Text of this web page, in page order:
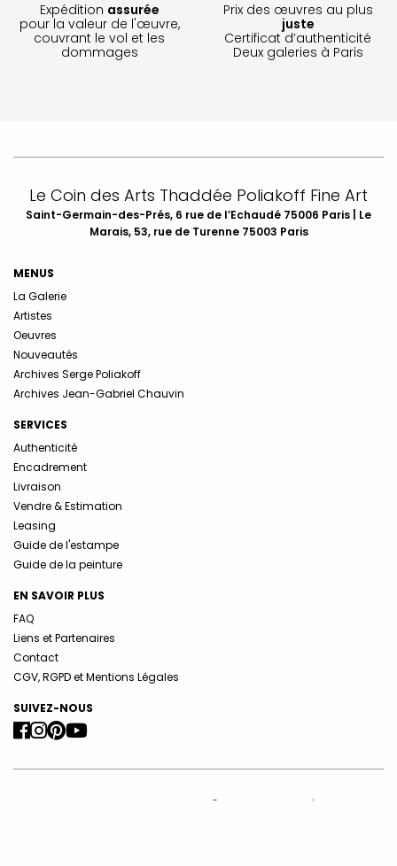
Expédition assurée
pour la valeur de l'œuvre,
couvrant le vol et les
dommages
Prix des œuvres au plus
juste
Certificat d’authenticité
Deux galeries à Paris
Le Coin des Arts Thaddée Poliakoff Fine Art
Saint-Germain-des-Prés, 6 rue de l’Echaudé 75006 Paris | Le
Marais, 53, rue de Turenne 75003 Paris
MENUS
La Galerie
Artistes
Oeuvres
Nouveautés
Archives Serge Poliakoff
Archives Jean-Gabriel Chauvin
SERVICES
Authenticité
Encadrement
Livraison
Vendre & Estimation
Leasing
Guide de l'estampe
Guide de la peinture
EN SAVOIR PLUS
FAQ
Liens et Partenaires
Contact
CGV, RGPD et Mentions Légales
SUIVEZ-NOUS
Copyright 2026 Le Coin des Arts - ©ADAGP - Galerie d'estampes